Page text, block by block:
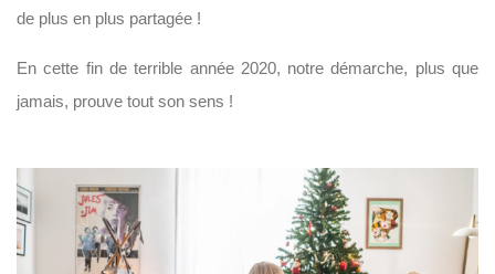
de plus en plus partagée !
En cette fin de terrible année 2020, notre démarche, plus que
jamais, prouve tout son sens !